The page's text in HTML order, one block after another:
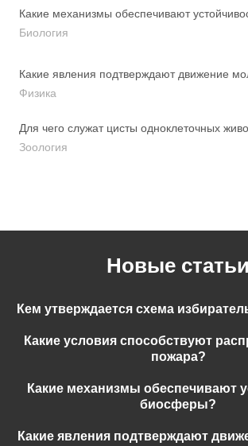
Какие механизмы обеспечивают
Биология
Какие явления подтверждают движение
Физика
Для чего служат цисты одноклеточных
Зоология
Новые статьи
Кем утверждается схема
Какие условия способствуют
пожара?
Какие механизмы обеспечивают
биосферы?
Какие явления подтверждают